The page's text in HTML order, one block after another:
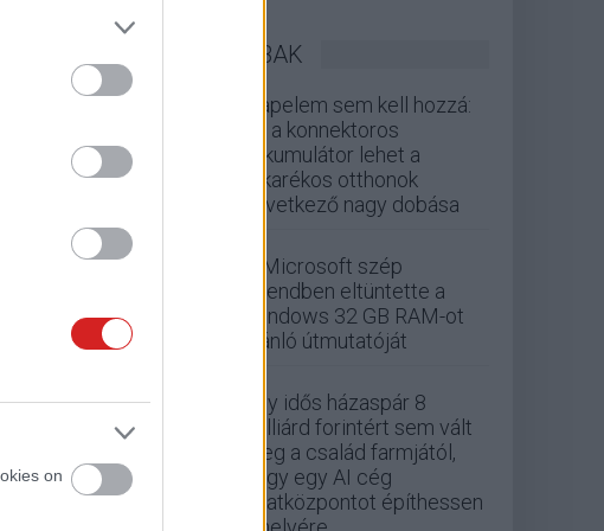
on
LEGOLVASOTTABBAK
Napelem sem kell hozzá:
ez a konnektoros
akkumulátor lehet a
takarékos otthonok
következő nagy dobása
A Microsoft szép
csendben eltüntette a
Windows 32 GB RAM-ot
ajánló útmutatóját
Egy idős házaspár 8
milliárd forintért sem vált
meg a család farmjától,
hogy egy AI cég
adatközpontot építhessen